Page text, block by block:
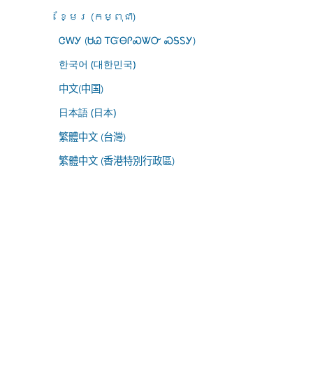
ខ្មែរ (កម្ពុជា)
ᏣᎳᎩ (ᏌᏊ ᎢᏳᎾᎵᏍᏔᏅ ᏍᎦᏚᎩ)
한국어 (대한민국)
中文(中国)
日本語 (日本)
繁體中文 (台灣)
繁體中文 (香港特別行政區)